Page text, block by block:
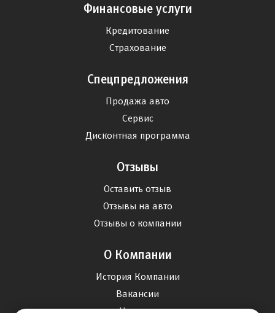
Финансовые услуги
Кредитование
Страхование
Спецпредложения
Продажа авто
Сервис
Дисконтная программа
Отзывы
Оставить отзыв
Отзывы на авто
Отзывы о компании
О Компании
История Компании
Вакансии
Новости